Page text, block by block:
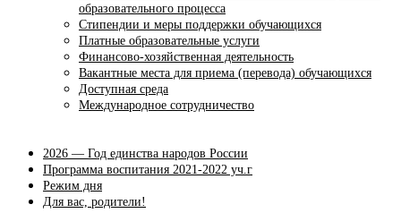
образовательного процесса
Стипендии и меры поддержки обучающихся
Платные образовательные услуги
Финансово-хозяйственная деятельность
Вакантные места для приема (перевода) обучающихся
Доступная среда
Международное сотрудничество
2026 — Год единства народов России
Программа воспитания 2021-2022 уч.г
Режим дня
Для вас, родители!